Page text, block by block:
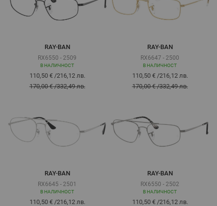
RAY-BAN
RX6550 - 2509
В НАЛИЧНОСТ
110,50 €/216,12 лв.
170,00 €/332,49 лв.
RAY-BAN
RX6647 - 2500
В НАЛИЧНОСТ
110,50 €/216,12 лв.
170,00 €/332,49 лв.
RAY-BAN
RX6645 - 2501
В НАЛИЧНОСТ
110,50 €/216,12 лв.
RAY-BAN
RX6550 - 2502
В НАЛИЧНОСТ
110,50 €/216,12 лв.